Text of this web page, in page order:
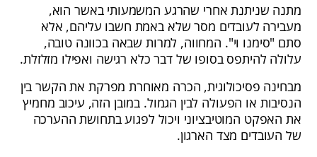
מתנה שניתנת אחרי שהרגע המשמעותי באשר הוא,
מעבירה לעובדים מסר שלא באמת חשבו עליהם, אלא
סתם "סימנו וי". המחווה, למרות שבאה בכוונה טובה,
עלולה להיתפס בסופו של דבר כלא רגישה ואפילו מזלזלת.
מבחינה פסיכולוגית, הכרה מאוחרת מפרקת את הקשר בין
הנסיבות או הפעולה לבין הגמול. במובן הזה, עיכוב מחמיץ
את האפקט המוטיבציוני ויכול לפגוע בתחושת ההערכה
של העובדים מצד הארגון.